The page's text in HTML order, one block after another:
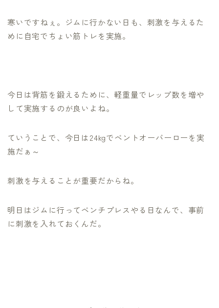
寒いですねぇ。ジムに行かない日も、刺激を与えるた
めに自宅でちょい筋トレを実施。
今日は背筋を鍛えるために、軽重量でレップ数を増や
して実施するのが良いよね。
ていうことで、今日は24kgでベントオーバーローを実
施だぁ～
刺激を与えることが重要だからね。
明日はジムに行ってベンチプレスやる日なんで、事前
に刺激を入れておくんだ。